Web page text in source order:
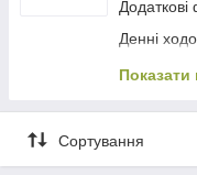
Денні
Показати
Сортування